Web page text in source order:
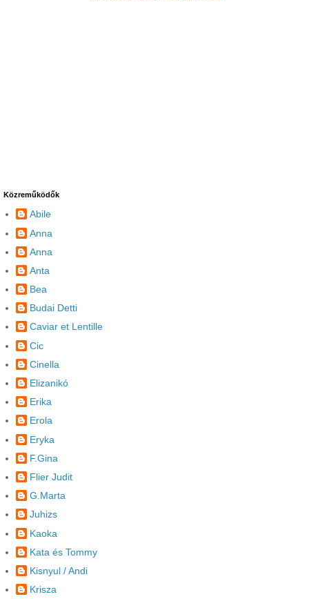
Közreműködők
Abile
Anna
Anna
Anta
Bea
Budai Detti
Caviar et Lentille
Cic
Cinella
Elizanikó
Erika
Erola
Eryka
F.Gina
Flier Judit
G.Marta
Juhizs
Kaoka
Kata és Tommy
Kisnyul / Andi
Krisza